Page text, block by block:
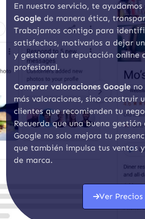
En nuestro servicio, te
Google de manera ética,
Trabajamos contigo para
satisfechos, motivarlos a dejar
y gestionar tu reputación online
profesional.
Comprar valoraciones Google
más valoraciones, sino construir
clientes que recomienden tu
Recuerda que una buena gestión
Google no solo mejora tu
que también impulsa tus ventas
de marca.
Ver Precios